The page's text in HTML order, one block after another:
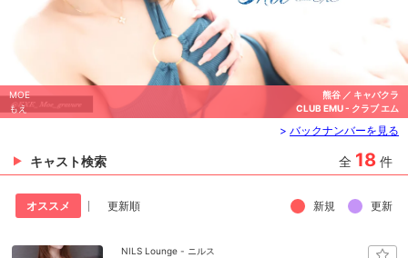
え
熊谷 ／ キャバクラ
CLUB EMU - クラブ エム
> バックナンバーを見る
キャスト検索 全 18 件
オススメ 更新順 新規 更新
NILS Lounge - ニルス